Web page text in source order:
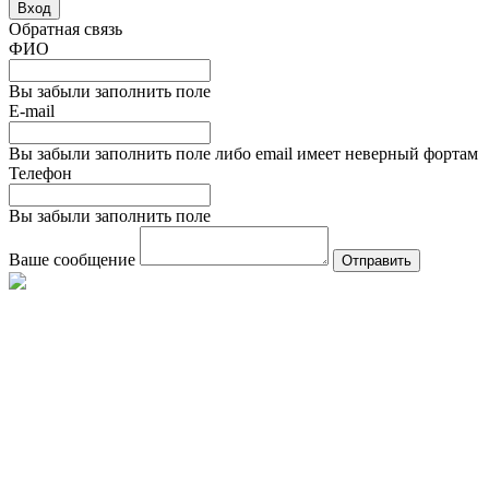
Вход
Обратная связь
ФИО
Вы забыли заполнить поле
E-mail
Вы забыли заполнить поле либо email имеет неверный фортам
Телефон
Вы забыли заполнить поле
Ваше сообщение Отправить